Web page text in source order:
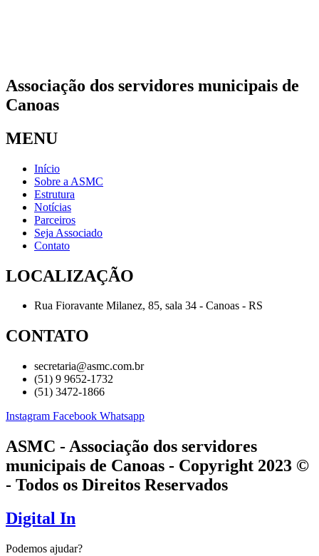
Associação dos servidores municipais de
Canoas
MENU
Início
Sobre a ASMC
Estrutura
Notícias
Parceiros
Seja Associado
Contato
LOCALIZAÇÃO
Rua Fioravante Milanez, 85, sala 34 - Canoas - RS
CONTATO
secretaria@asmc.com.br
(51) 9 9652-1732
(51) 3472-1866
Instagram Facebook Whatsapp
ASMC - Associação dos servidores
municipais de Canoas - Copyright 2023 ©
- Todos os Direitos Reservados
Digital In
Podemos ajudar?